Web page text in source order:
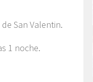
San Valentin.
1 noche.